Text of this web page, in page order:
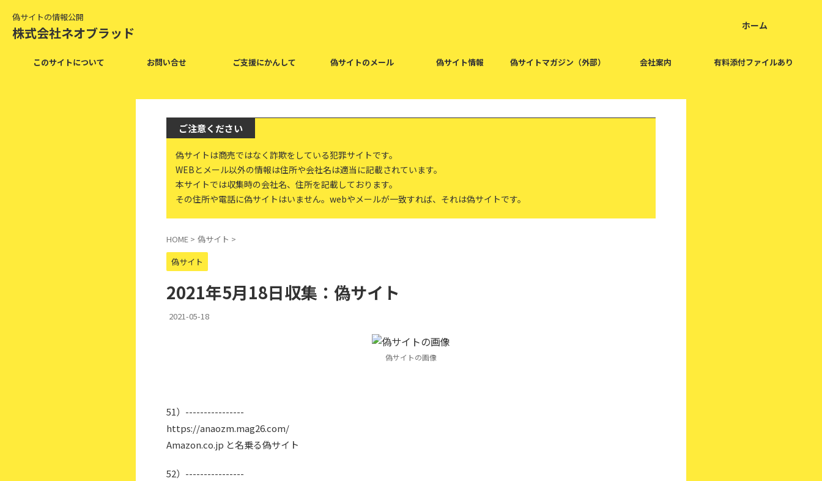
偽サイトの情報公開
株式会社ネオブラッド ホーム
このサイトについて お問い合せ ご支援にかんして 偽サイトのメール 偽サイト情報 偽サイトマガジン（外部） 会社案内 有料添付ファイルあり
ご注意ください
偽サイトは商売ではなく詐欺をしている犯罪サイトです。
WEBとメール以外の情報は住所や会社名は適当に記載されています。
本サイトでは収集時の会社名、住所を記載しております。
その住所や電話に偽サイトはいません。webやメールが一致すれば、それは偽サイトです。
HOME > 偽サイト >
偽サイト
2021年5月18日収集：偽サイト
2021-05-18
偽サイトの画像
51）----------------
https://anaozm.mag26.com/
Amazon.co.jp と名乗る偽サイト
52）----------------